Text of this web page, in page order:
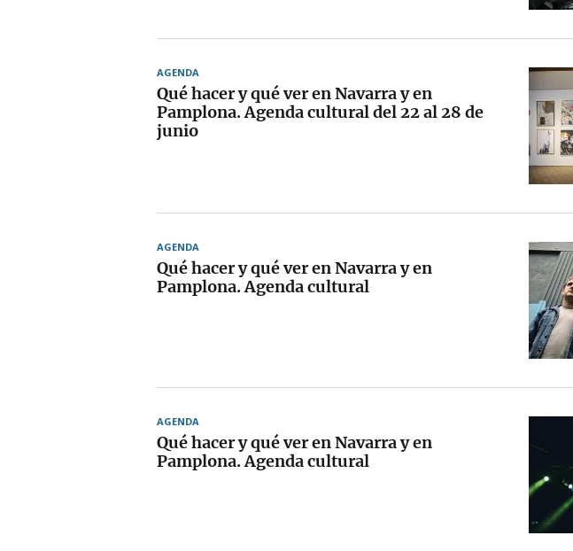
AGENDA
Qué hacer y qué ver en Navarra y en
Pamplona. Agenda cultural del 22 al 28 de
junio
AGENDA
Qué hacer y qué ver en Navarra y en
Pamplona. Agenda cultural
AGENDA
Qué hacer y qué ver en Navarra y en
Pamplona. Agenda cultural